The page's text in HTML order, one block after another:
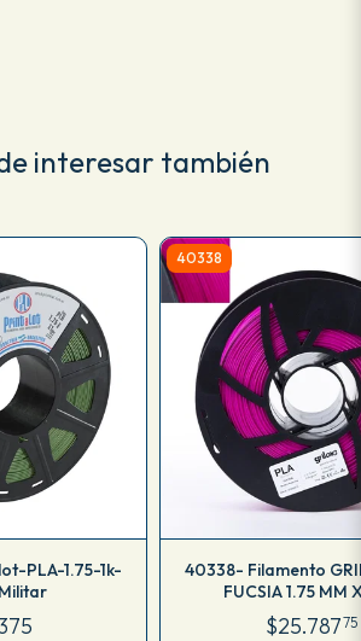
interesar también
PLA-1.75-1k-
40338
40338- Filamento
FUCSIA 1.75 MM
$25.78775